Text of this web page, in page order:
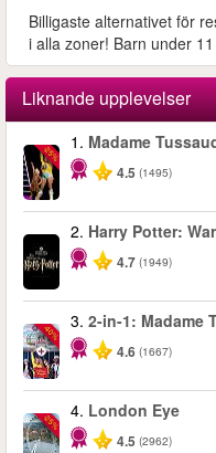
Billigaste alternativet för
i alla zoner! Barn under
Liknande upplevelser
-25%
1. Madame
4.5 (1495)
2. Harry Potter:
4.7 (1949)
-40%
3. 2-in-1: Madame
4.6 (1667)
-25%
4. London Eye
4.5 (2962)